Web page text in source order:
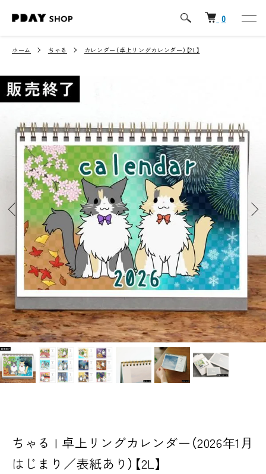
0
ホーム ちゃる カレンダー（卓上リングカレンダー）【2L】
ちゃる | 卓上リングカレンダー（2026年1月
はじまり／表紙あり）【2L】